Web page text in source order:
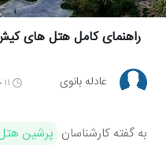
راهنمای کامل هتل های
عادله بانوی ۱۱ خرداد ۱۴۰۵ | ۱۶:۵۲
به گفته کارشناسان پرشین